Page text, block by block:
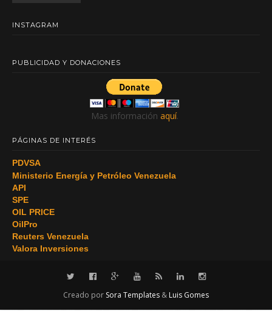
INSTAGRAM
PUBLICIDAD Y DONACIONES
Mas información aquí.
PÁGINAS DE INTERÉS
PDVSA
Ministerio Energía y Petróleo Venezuela
API
SPE
OIL PRICE
OilPro
Reuters Venezuela
Valora Inversiones
Creado por Sora Templates & Luis Gomes